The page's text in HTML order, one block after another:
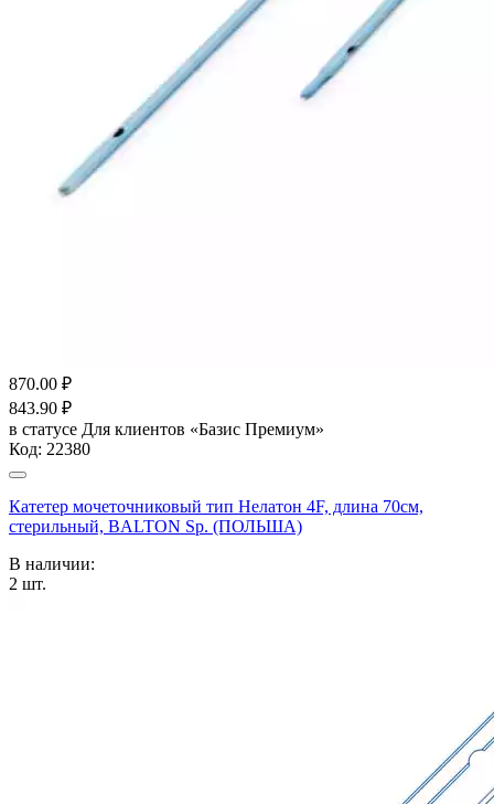
870.00 ₽
843.90 ₽
в статусе Для клиентов «Базис Премиум»
Код: 22380
Катетер мочеточниковый тип Нелатон 4F, длина 70см,
стерильный, BALTON Sp. (ПОЛЬША)
В наличии:
2 шт.